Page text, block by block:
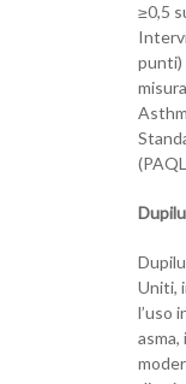
≥0,5
punti)
Uniti,
l’uso